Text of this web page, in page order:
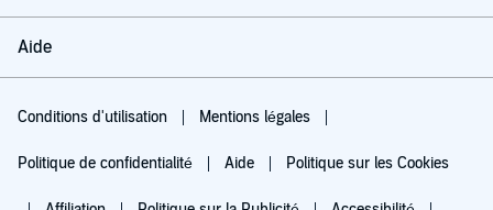
Aide
Conditions d'utilisation Mentions légales
Politique de confidentialité Aide Politique sur les Cookies